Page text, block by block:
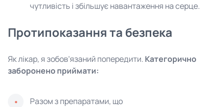
чутливість і збільшує навантаження на серце.
Протипоказання та безпека
Як лікар, я зобов'язаний попередити. Категорично
заборонено приймати:
Разом з препаратами, що